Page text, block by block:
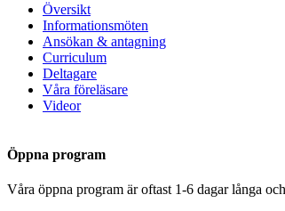
Översikt
Informationsmöten
Ansökan & antagning
Curriculum
Deltagare
Våra föreläsare
Videor
Öppna program
Våra öppna program är oftast 1-6 dagar långa